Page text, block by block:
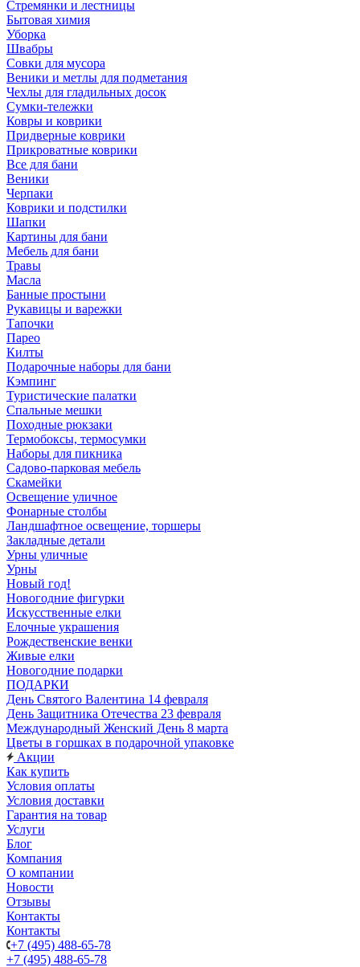
Стремянки и лестницы
Бытовая химия
Уборка
Швабры
Совки для мусора
Веники и метлы для подметания
Чехлы для гладильных досок
Сумки-тележки
Ковры и коврики
Придверные коврики
Прикроватные коврики
Все для бани
Веники
Черпаки
Коврики и подстилки
Шапки
Картины для бани
Мебель для бани
Травы
Масла
Банные простыни
Рукавицы и варежки
Тапочки
Парео
Килты
Подарочные наборы для бани
Кэмпинг
Туристические палатки
Спальные мешки
Походные рюкзаки
Термобоксы, термосумки
Наборы для пикника
Садово-парковая мебель
Скамейки
Освещение уличное
Фонарные столбы
Ландшафтное освещение, торшеры
Закладные детали
Урны уличные
Урны
Новый год!
Новогодние фигурки
Искусственные елки
Елочные украшения
Рождественские венки
Живые елки
Новогодние подарки
ПОДАРКИ
День Святого Валентина 14 февраля
День Защитника Отечества 23 февраля
Международный Женский День 8 марта
Цветы в горшках в подарочной упаковке
Акции
Как купить
Условия оплаты
Условия доставки
Гарантия на товар
Услуги
Блог
Компания
О компании
Новости
Отзывы
Контакты
Контакты
+7 (495) 488-65-78
+7 (495) 488-65-78